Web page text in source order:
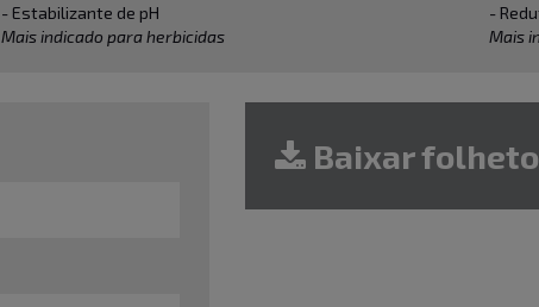
- Estabilizante de pH
Mais indicado para herbicidas
-
Mais
Baixar folheto